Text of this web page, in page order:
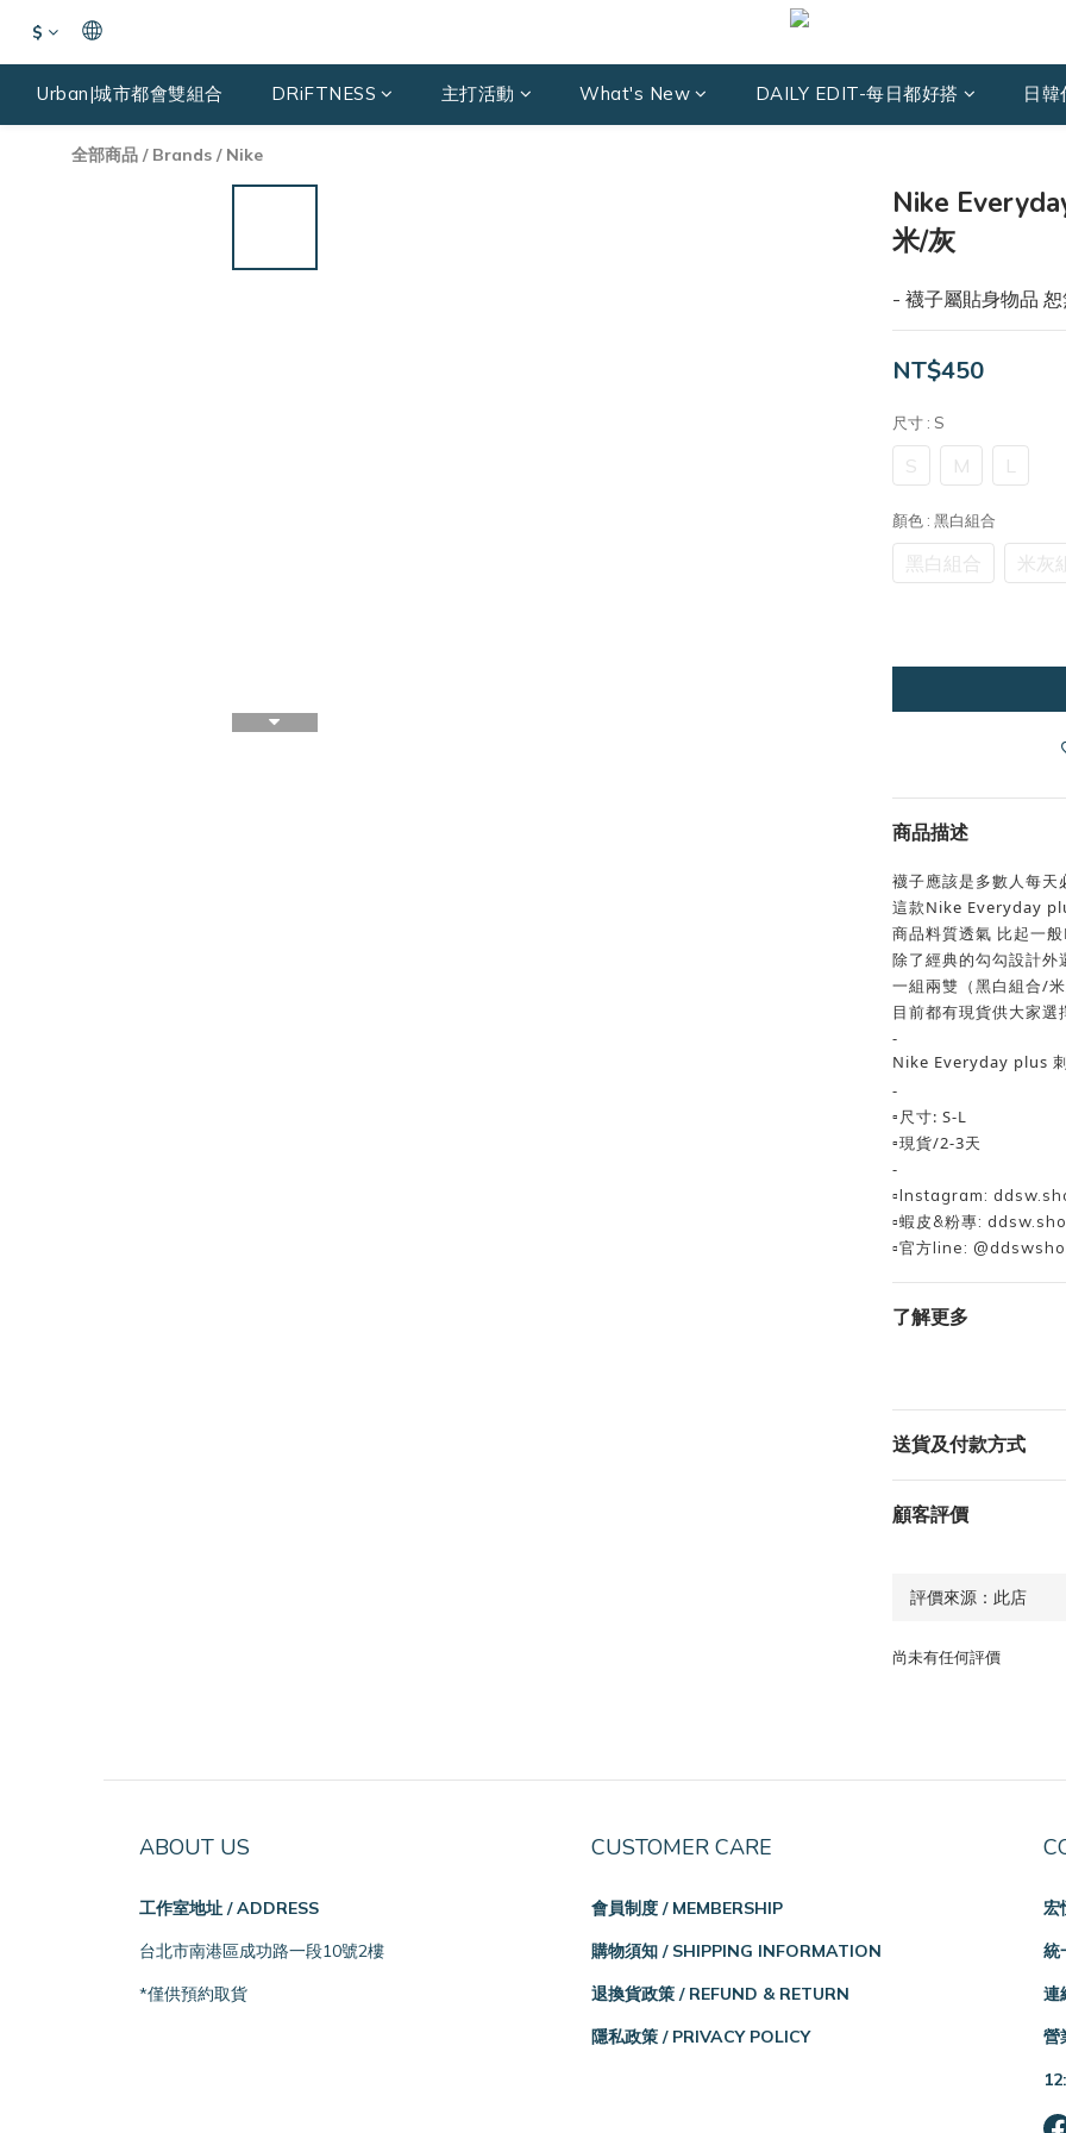
$
Urban|城市都會雙組合 DRiFTNESS 主打活動 What's New DAILY EDIT-每日都好搭 日韓
全部商品 / Brands / Nike
Nike
米/灰
- 襪子屬貼身物品
NT$450
尺寸 : S
S M L
顏色 : 黑白組合
黑白組合 米灰
商品描述
襪子應該是多數人每天
這款Nike Everyday
商品料質透氣 比起一
除了經典的勾勾設計外
一組兩雙（黑白組合/米
目前都有現貨供大家
-
Nike Everyday plus
-
▫️尺寸: S-L
▫️現貨/2-3天
-
▫️Instagram:
▫️蝦皮&粉專:
▫️官方line:
了解更多
送貨及付款方式
顧客評價
尚未有任何評價
ABOUT US
工作室地址 / ADDRESS
台北市南港區成功路一段10號2樓
*僅供預約取貨
CUSTOMER CARE
會員制度 / MEMBERSHIP
購物須知 / SHIPPING INFORMATION
退換貨政策 / REFUND & RETURN
隱私政策 / PRIVACY POLICY
宏
統
連
營